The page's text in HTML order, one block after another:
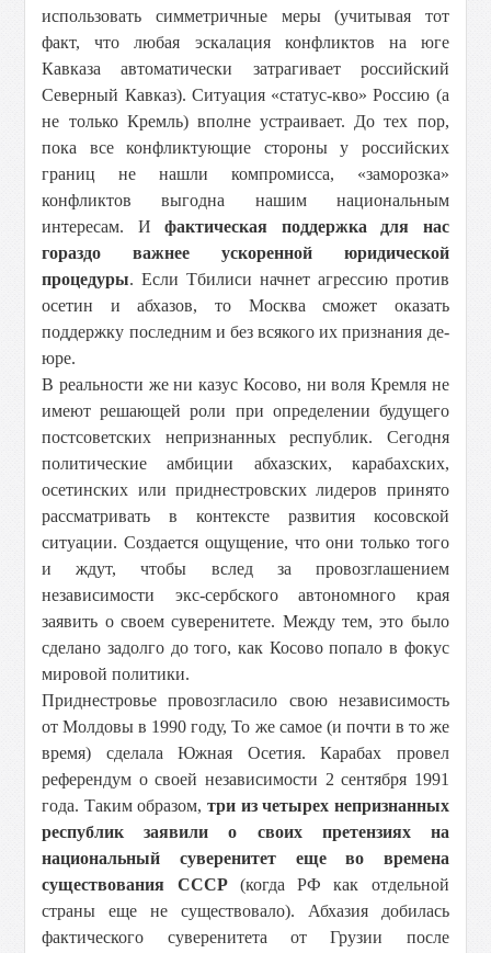
использовать симметричные меры (учитывая тот
факт, что любая эскалация конфликтов на юге
Кавказа автоматически затрагивает российский
Северный Кавказ). Ситуация «статус-кво» Россию (а
не только Кремль) вполне устраивает. До тех пор,
пока все конфликтующие стороны у российских
границ не нашли компромисса, «заморозка»
конфликтов выгодна нашим национальным
интересам. Ифактическая поддержка для нас
гораздо важнее ускоренной юридической
процедуры. Если Тбилиси начнет агрессию против
осетин и абхазов, то Москва сможет оказать
поддержку последним и без всякого их признания де-
юре.
В реальности же ни казус Косово, ни воля Кремля не
имеют решающей роли при определении будущего
постсоветских непризнанных республик. Сегодня
политические амбиции абхазских, карабахских,
осетинских или приднестровских лидеров принято
рассматривать в контексте развития косовской
ситуации. Создается ощущение, что они только того
и ждут, чтобы вслед за провозглашением
независимости экс-сербского автономного края
заявить о своем суверенитете. Между тем, это было
сделано задолго до того, как Косово попало в фокус
мировой политики.
Приднестровье провозгласило свою независимость
от Молдовы в 1990 году, То же самое (и почти в то же
время) сделала Южная Осетия. Карабах провел
референдум о своей независимости 2 сентября 1991
года. Таким образом, три из четырех непризнанных
республик заявили о своих претензиях на
национальный суверенитет еще во времена
существования СССР(когда РФ как отдельной
страны еще не существовало). Абхазия добилась
фактического суверенитета от Грузии после